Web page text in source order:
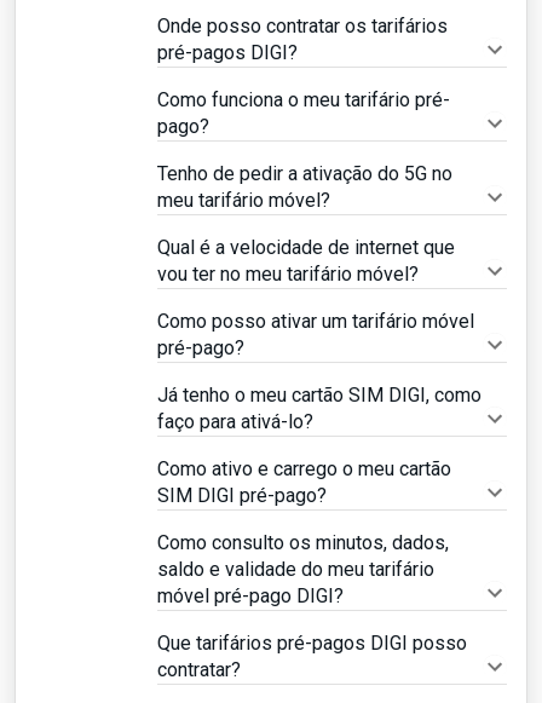
Onde posso contratar os tarifários
pré-pagos DIGI?
Como funciona o meu tarifário pré-
pago?
Tenho de pedir a ativação do 5G no
meu tarifário móvel?
Qual é a velocidade de internet que
vou ter no meu tarifário móvel?
Como posso ativar um tarifário móvel
pré-pago?
Já tenho o meu cartão SIM DIGI, como
faço para ativá-lo?
Como ativo e carrego o meu cartão
SIM DIGI pré-pago?
Como consulto os minutos, dados,
saldo e validade do meu tarifário
móvel pré-pago DIGI?
Que tarifários pré-pagos DIGI posso
contratar?